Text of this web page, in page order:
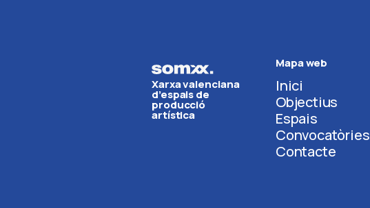
Xarxa valenciana
d’espais de
producció
artística
Mapa web
Inici
Objectius
Espais
Convocatòries
Contacte